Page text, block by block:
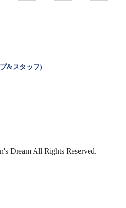
&スタッフ)
Dream All Rights Reserved.